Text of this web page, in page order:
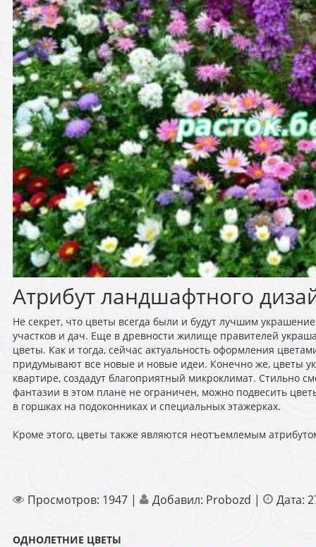
Атрибут ландшафтного
Не секрет, что цветы всегда были и будут лучшим
участков и дач. Еще в древности жилище правителей
цветы. Как и тогда, сейчас актуальность оформления
придумывают все новые и новые идеи. Конечно же, цветы
квартире, создадут благоприятный микроклимат. Стильно
фантазии в этом плане не ограничен, можно подвесить
в горшках на подоконниках и специальных этажерках.
Кроме этого, цветы также являются неотъемлемым
Просмотров: 1947 | Добавил: Probozd | Дата:
ОДНОЛЕТНИЕ ЦВЕТЫ